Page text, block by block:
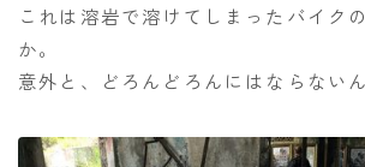
これは溶岩で溶けてしまったバイク
か。
意外と、どろんどろんにはならないん